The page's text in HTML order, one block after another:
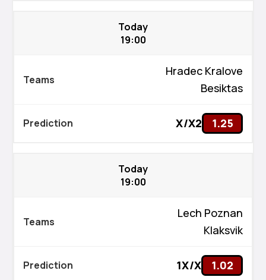
Today
19:00
Hradec Kralove
Besiktas
X/X2 1.25
Today
19:00
Lech Poznan
Klaksvik
1X/X 1.02